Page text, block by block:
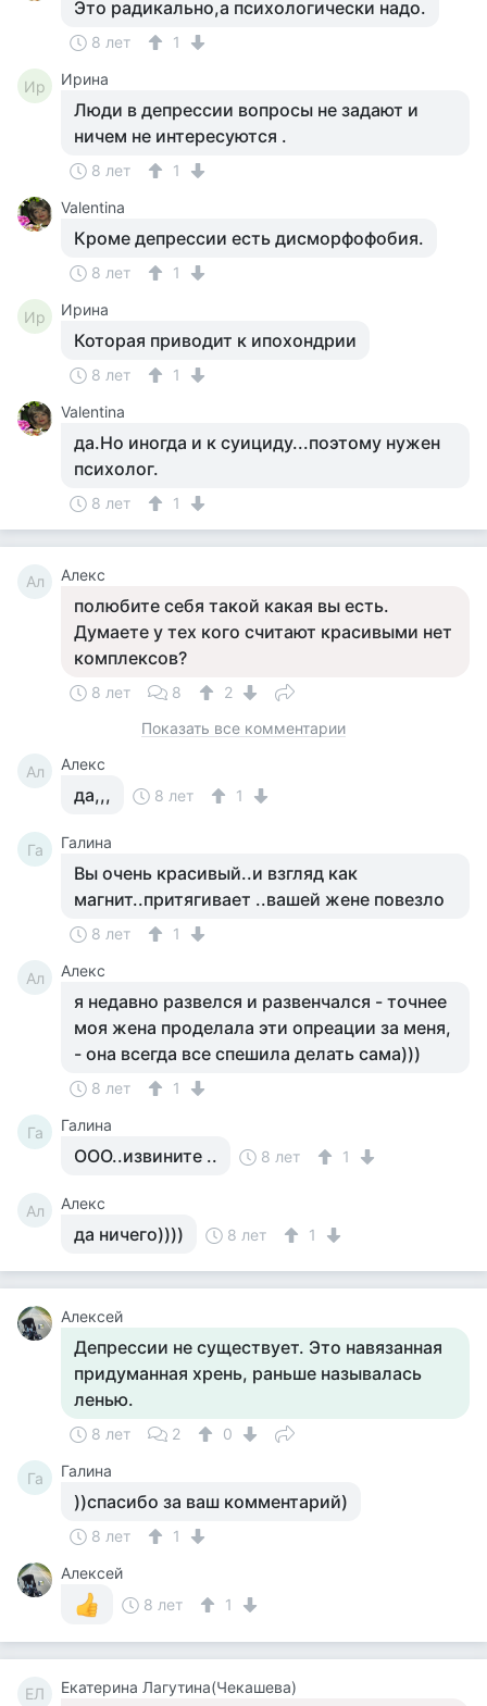
Это радикально,а психологически надо.
8 лет 1
Ир Ирина
Люди в депрессии вопросы не задают и
ничем не интересуются .
8 лет
1
Valentina
Кроме депрессии есть дисморфофобия.
8 лет 1
Ир Ирина
Которая приводит к ипохондрии
8 лет
1
Valentina
да.Но иногда и к суициду...поэтому нужен
психолог.
8 лет 1
Ал Алекс
полюбите себя такой какая вы есть.
Думаете у тех кого считают красивыми нет
комплексов?
8 лет 8
2
Показать все комментарии
Ал Алекс
да,,, 8 лет 1
Га Галина
Вы очень красивый..и взгляд как
магнит..притягивает ..вашей жене повезло
8 лет 1
Ал Алекс
я недавно развелся и развенчался - точнее
моя жена проделала эти опреации за меня,
- она всегда все спешила делать сама)))
8 лет 1
Га Галина
ООО..извините .. 8 лет 1
Ал Алекс
да ничего)))) 8 лет 1
Алексей
Депрессии не существует. Это навязанная
придуманная хрень, раньше называлась
ленью.
8 лет 2 0
Га Галина
))спасибо за ваш комментарий)
8 лет
1
Алексей
8 лет
1
ЕЛ Екатерина Лагутина(Чекашева)